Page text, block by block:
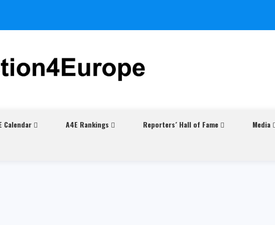
Calendar A4E Rankings Reporters´ Hall of Fame Media